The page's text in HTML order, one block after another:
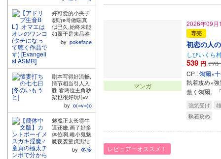
マンガ
2026年09月
専売
初恋の人
しびいくら
539 円 770
CP :鴒爾×
執着攻め×
敷く鴒爾。
強気受け
執着攻め
レビュアーオススメ！
实是第一次啊。
我不能接受的是,
攻后来觉得受的
反应很可爱,所以
选择不坦白真
相。 问题在于攻
者认为魔法师的
第一次是勇者”这
个想法很可爱,选
择刻意不说出真
相,给人的感觉受
被当猴耍了。为
什么要加后面那
句“觉得很可爱所
以没有特意说
明”,如果老实坦
白说自己不是第
一次了然后“因为
我救了勇者,所以
고 섹프로 만족
한다는 게 웃기
더라고요. 하여
튼 공에게 밀려
서 본방을 하게
나온 것 같은데
사야겠어요
搞笑有趣,但是H
的部分並不馬
虎。是搞笑與H
兼具的作品。另
外感謝翻譯,翻譯
得很順暢也很道
地,讓人會心一
好可爱的小夹子
想听e哥做喘真
似已久,始终未能
如愿于是来品鉴
e哥的bl,果然很
符合我的要求
对着翻译器看,后
面e哥夹着嗓子
嫩嫩地娇喘起来
就完全顾不上内
容了……什么内
容?不知道!不关
心!我只知道this i
情包)! e哥弄得
我顶着一脸淫荡
的笑容,展示牙龈
中……本来就很
怀疑我有什么奇
by pokeface
剧本写得好流畅,
情节相当引人入
胜,看两位主角吵
架也很好玩!(=v
=) 父子之间的感
情也很有趣,互动
超级可爱,而且最
后的剧情也富有
背德感,玩着好激
动啊。 总之很推
荐,作者的文字很
有魅力,剧情和感
by o(=v=)o
魅魔正太长得牛
逼还嫩,画了好多
体位啊,雌小鬼魅
魔夜袭童贞男结
果被童贞男草服
什么的特别美味
by 冬冷